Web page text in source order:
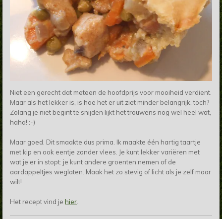
Niet een gerecht dat meteen de hoofdprijs voor mooiheid verdient.
Maar als het lekker is, is hoe het er uit ziet minder belangrijk, toch?
Zolang je niet begint te snijden lijkt het trouwens nog wel heel wat,
haha! :-)
Maar goed. Dit smaakte dus prima. Ik maakte één hartig taartje
met kip en ook eentje zonder vlees. Je kunt lekker variëren met
wat je er in stopt: je kunt andere groenten nemen of de
aardappeltjes weglaten. Maak het zo stevig of licht als je zelf maar
wilt!
Het recept vind je hier.